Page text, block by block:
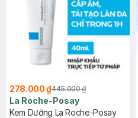
278.000 ₫445.000 ₫
La Roche-Posay
Kem Dưỡng La Roche-Posay